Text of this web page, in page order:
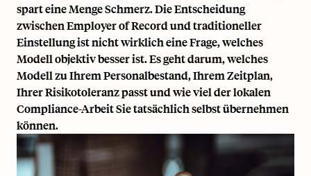
spart eine Menge Schmerz. Die Entscheidung
zwischen Employer of Record und traditioneller
Einstellung ist nicht wirklich eine Frage, welches
Modell objektiv besser ist. Es geht darum, welches
Modell zu Ihrem Personalbestand, Ihrem Zeitplan,
Ihrer Risikotoleranz passt und wie viel der lokalen
Compliance-Arbeit Sie tatsächlich selbst übernehmen
können.